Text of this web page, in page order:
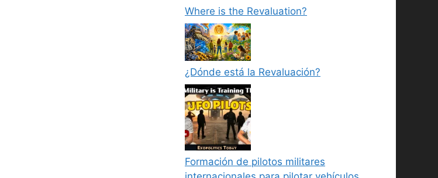
Where is the Revaluation?
¿Dónde está la Revaluación?
Formación de pilotos militares